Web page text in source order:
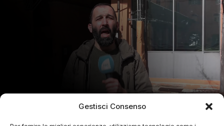
Gestisci Consenso